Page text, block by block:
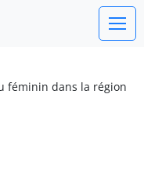
féminin dans la région